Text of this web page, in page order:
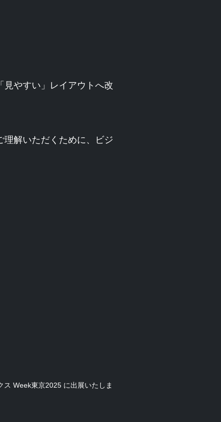
やすい」レイアウトへ改
理解いただくために、ビジ
ス Week東京2025 に出展いたしま